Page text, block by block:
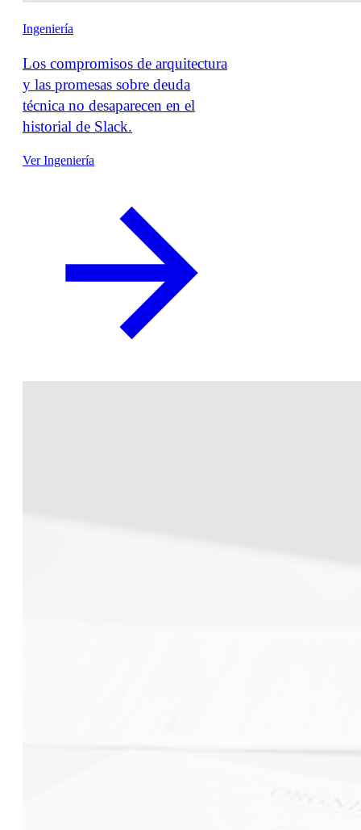
Ingeniería
Los compromisos de arquitectura
y las promesas sobre deuda
técnica no desaparecen en el
historial de Slack.
Ver Ingeniería